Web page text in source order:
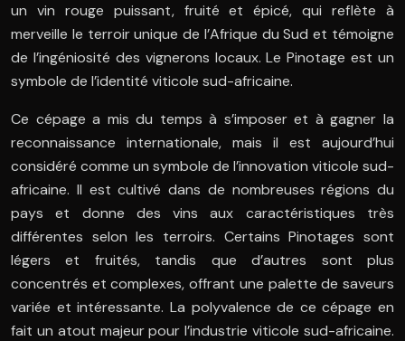
un vin rouge puissant, fruité et épicé, qui reflète à
merveille le terroir unique de l’Afrique du Sud et témoigne
de l’ingéniosité des vignerons locaux. Le Pinotage est un
symbole de l’identité viticole sud-africaine.
Ce cépage a mis du temps à s’imposer et à gagner la
reconnaissance internationale, mais il est aujourd’hui
considéré comme un symbole de l’innovation viticole sud-
africaine. Il est cultivé dans de nombreuses régions du
pays et donne des vins aux caractéristiques très
différentes selon les terroirs. Certains Pinotages sont
légers et fruités, tandis que d’autres sont plus
concentrés et complexes, offrant une palette de saveurs
variée et intéressante. La polyvalence de ce cépage en
fait un atout majeur pour l’industrie viticole sud-africaine.